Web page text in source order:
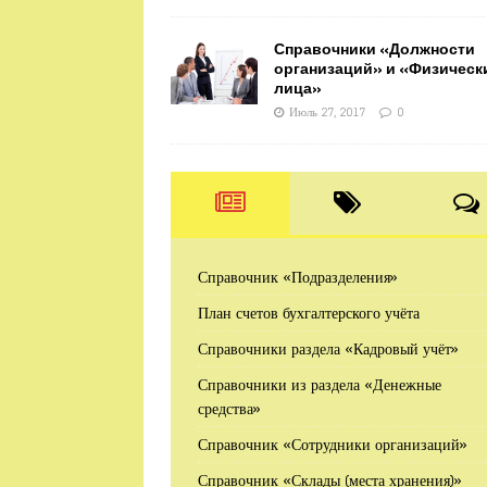
Справочники «Должности
организаций» и
лица»
Июль 27, 2017 0
Справочник «Подразделения»
План счетов бухгалтерского учёта
Справочники раздела «Кадровый учёт»
Справочники из раздела «Денежные
средства»
Справочник «Сотрудники организаций»
Справочник «Склады (места хранения)»